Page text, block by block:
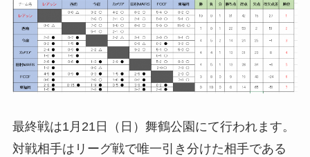
最終戦は1月21日（日）舞鶴公園にて行われます。
対戦相手はリーグ戦で唯一引き分けた相手である